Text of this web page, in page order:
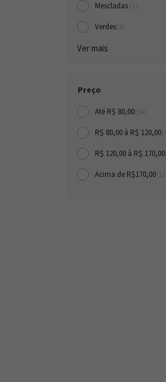
Mescladas
Verdes
Ver mais
Preço
Até R$ 80,00
R$ 80,00 à R$ 120,00
R$ 120,00 à R$ 170,00
Acima de R$170,00